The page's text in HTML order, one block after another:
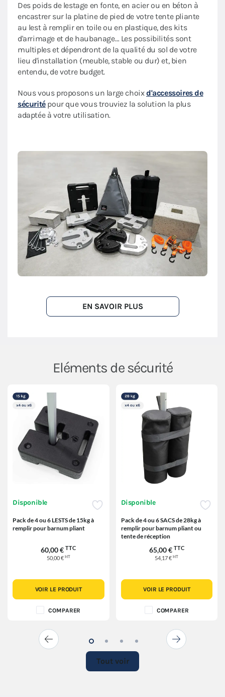
Des poids de lestage en fonte, en acier ou en béton à
encastrer sur la platine de pied de votre tente pliante
au lest à remplir en toile ou en plastique, des kits
d'arrimage et de haubanage… Les possibilités sont
multiples et dépendront de la qualité du sol de votre
lieu d'installation (meuble, stable ou dur) et, bien
entendu, de votre budget.
Nous vous proposons un large choixd'accessoires de
sécuritépour que vous trouviez la solution la plus
adaptée à votre utilisation.
EN SAVOIR PLUS
Eléments de sécurité
Disponible
Pack de 4 ou 6 LESTS de 15kg à
remplir pour barnum pliant
60,00 € TTC
50,00 € HT
VOIR LE PRODUIT
COMPARER
Disponible
Pack de 4 ou 6 SACS de 28kg à
remplir pour barnum pliant ou
tente de réception
65,00 € TTC
54,17 €HT
VOIR LE PRODUIT
COMPARER
Tout voir